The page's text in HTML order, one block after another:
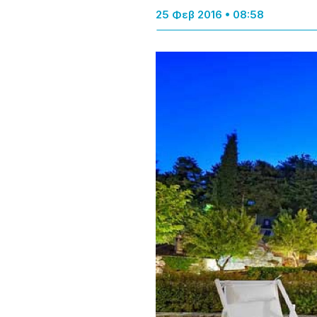
25 Φεβ 2016 • 08:58